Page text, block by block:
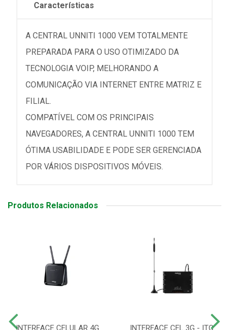
Características
A CENTRAL UNNITI 1000 VEM TOTALMENTE
PREPARADA PARA O USO OTIMIZADO DA
TECNOLOGIA VOIP, MELHORANDO A
COMUNICAÇÃO VIA INTERNET ENTRE MATRIZ E
FILIAL.
COMPATÍVEL COM OS PRINCIPAIS
NAVEGADORES, A CENTRAL UNNITI 1000 TEM
ÓTIMA USABILIDADE E PODE SER GERENCIADA
POR VÁRIOS DISPOSITIVOS MÓVEIS.
Produtos Relacionados
INTERFACE CELULAR 4G INTERFACE CEL 3G - ITC